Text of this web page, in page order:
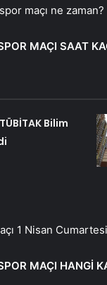
maçı ne zaman?
MAÇI SAAT
Bilim
1 Nisan
MAÇI HANGİ